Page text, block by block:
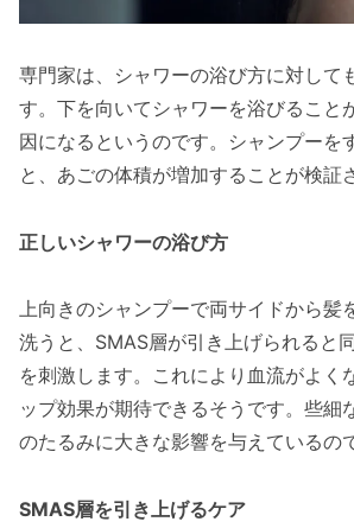
専門家は、シャワーの浴び方に対して
す。下を向いてシャワーを浴びること
因になるというのです。シャンプーを
と、あごの体積が増加することが検証
正しいシャワーの浴び方
上向きのシャンプーで両サイドから髪
洗うと、SMAS層が引き上げられると
を刺激します。これにより血流がよく
ップ効果が期待できるそうです。些細
のたるみに大きな影響を与えているの
SMAS層を引き上げるケア